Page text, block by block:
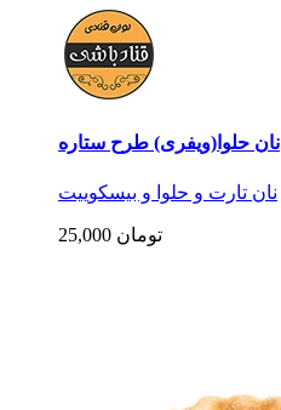
نان حلوا(ویفری) طرح ستاره
نان تارت و حلوا و بیسکوییت
25,000 تومان